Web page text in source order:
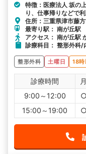
特徴：医療法人 坂の
り、仕事帰りなどで
住所：三重県津市藤
最寄り駅： 南が丘
アクセス： 南が丘駅
診療科目： 整形外科
整形外科 土曜日 18
診療時間 月
9:00～12:00
○
15:00～19:00
○